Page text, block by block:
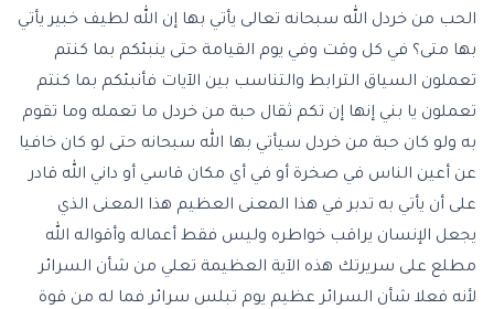
الحب من خردل الله سبحانه تعالى يأتي بها إن الله لطيف خبير يأتي
بها متى؟ في كل وقت وفي يوم القيامة حتى ينبئكم بما كنتم
تعملون السياق الترابط والتناسب بين الآيات فأنبئكم بما كنتم
تعملون يا بني إنها إن تكم ثقال حبة من خردل ما تعمله وما تقوم
به ولو كان حبة من خردل سيأتي بها الله سبحانه حتى لو كان خافيا
عن أعين الناس في صخرة أو في أي مكان قاسي أو داني الله قادر
على أن يأتي به تدبر في هذا المعنى العظيم هذا المعنى الذي
يجعل الإنسان يراقب خواطره وليس فقط أعماله وأقواله الله
مطلع على سريرتك هذه الآية العظيمة تعلي من شأن السرائر
لأنه فعلا شأن السرائر عظيم يوم تبلس سرائر فما له من قوة